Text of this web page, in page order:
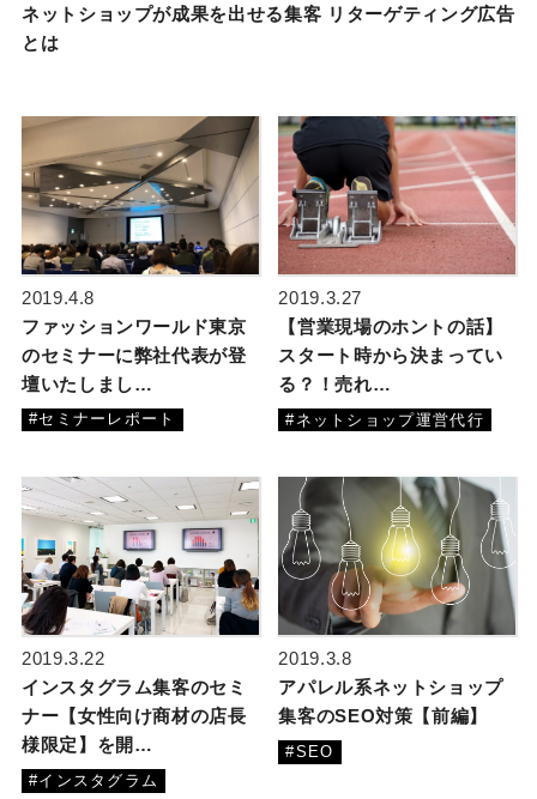
ネットショップが成果を出せる集客 リターゲティング広告
とは
2019.4.8
ファッションワールド東京
のセミナーに弊社代表が登
壇いたしまし…
#セミナーレポート
2019.3.27
【営業現場のホントの話】
スタート時から決まってい
る？！売れ…
#ネットショップ運営代行
2019.3.22
インスタグラム集客のセミ
ナー【女性向け商材の店長
様限定】を開…
#インスタグラム
2019.3.8
アパレル系ネットショップ
集客のSEO対策【前編】
#SEO